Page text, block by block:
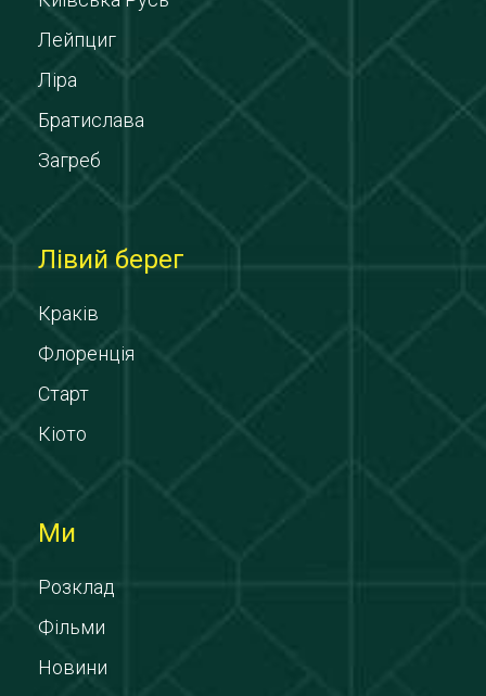
Лейпциг
Ліра
Братислава
Загреб
Лівий берег
Краків
Флоренція
Старт
Кіото
Ми
Розклад
Фільми
Новини